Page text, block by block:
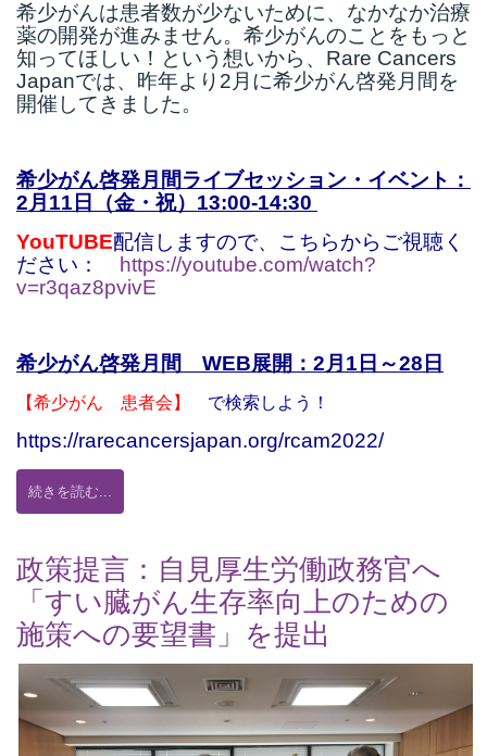
希少がんは患者数が少ないために、なかなか治療
薬の開発が進みません。希少がんのことをもっと
知ってほしい！という想いから、Rare Cancers
Japanでは、昨年より2月に希少がん啓発月間を
開催してきました。
希少がん啓発月間ライブセッション ・イベント：
2月11日（金・祝）13:00-14:30
YouTUBE配信しますので、こちらからご視聴く
ださい：
https://youtube.com/watch?
v=r3qaz8pvivE
希少がん啓発月間 WEB展開：2月1日～28日
【希少がん 患者会】 で検索しよう！
https://rarecancersjapan.org/rcam2022/
続きを読む...
政策提言：自見厚生労働政務官へ
「すい臓がん生存率向上のための
施策への要望書」を提出